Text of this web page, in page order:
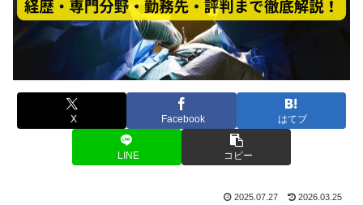
X Facebook はてブ
LINE コピー
2025.07.27 2026.03.25